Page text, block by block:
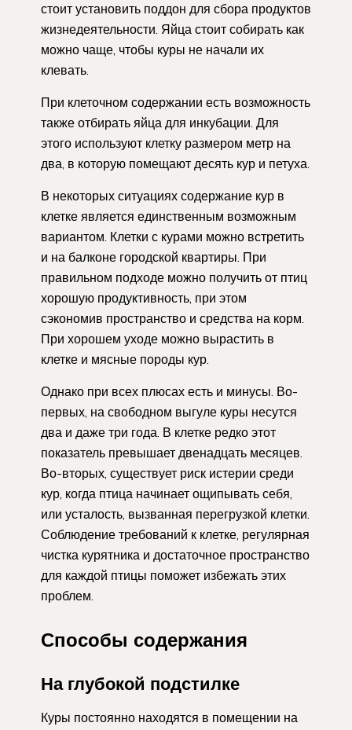
стоит установить поддон для сбора продуктов
жизнедеятельности. Яйца стоит собирать как
можно чаще, чтобы куры не начали их
клевать.
При клеточном содержании есть возможность
также отбирать яйца для инкубации. Для
этого используют клетку размером метр на
два, в которую помещают десять кур и петуха.
В некоторых ситуациях содержание кур в
клетке является единственным возможным
вариантом. Клетки с курами можно встретить
и на балконе городской квартиры. При
правильном подходе можно получить от птиц
хорошую продуктивность, при этом
сэкономив пространство и средства на корм.
При хорошем уходе можно вырастить в
клетке и мясные породы кур.
Однако при всех плюсах есть и минусы. Во-
первых, на свободном выгуле куры несутся
два и даже три года. В клетке редко этот
показатель превышает двенадцать месяцев.
Во-вторых, существует риск истерии среди
кур, когда птица начинает ощипывать себя,
или усталость, вызванная перегрузкой клетки.
Соблюдение требований к клетке, регулярная
чистка курятника и достаточное пространство
для каждой птицы поможет избежать этих
проблем.
Способы содержания
На глубокой подстилке
Куры постоянно находятся в помещении на